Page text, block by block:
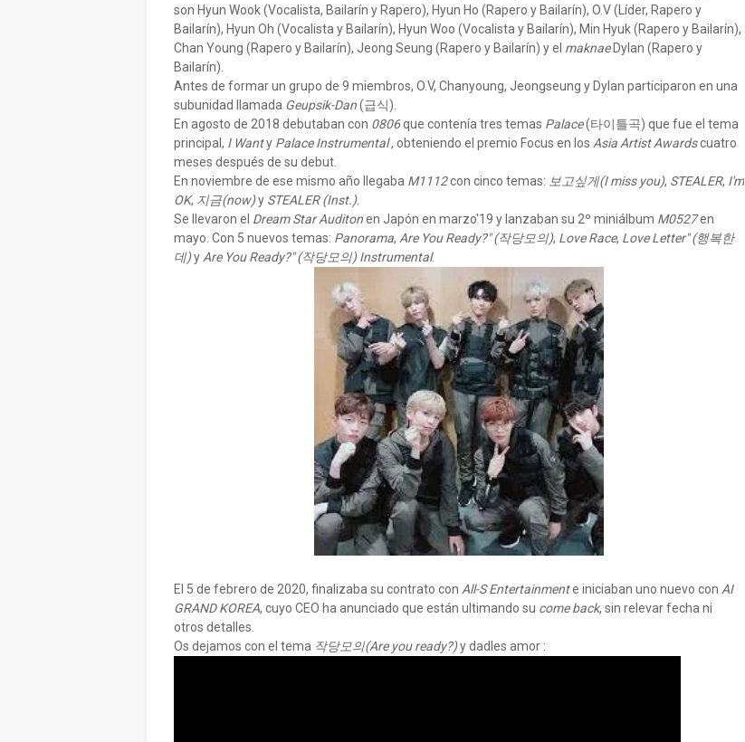
son Hyun Wook (Vocalista, Bailarín y Rapero), Hyun Ho (Rapero y Bailarín), O.V (Líder, Rapero y
Bailarín), Hyun Oh (Vocalista y Bailarín), Hyun Woo (Vocalista y Bailarín), Min Hyuk (Rapero y Bailarín),
Chan Young (Rapero y Bailarín), Jeong Seung (Rapero y Bailarín) y el maknaeDylan (Rapero y
Bailarín).
Antes de formar un grupo de 9 miembros, O.V, Chanyoung, Jeongseung y Dylan participaron en una
subunidad llamada Geupsik-Dan(급식).
En agosto de 2018 debutaban con 0806que contenía tres temas Palace(타이틀곡) que fue el tema
principal, I Wanty Palace Instrumental, obteniendo el premio Focus en los Asia Artist Awardscuatro
meses después de su debut.
En noviembre de ese mismo año llegaba M1112con cinco temas: 보고싶게(I miss you), STEALER, I'm
OK, 지금(now)y STEALER (Inst.).
Se llevaron el Dream Star Auditonen Japón en marzo'19 y lanzaban su 2º miniálbum M0527en
mayo. Con 5 nuevos temas: Panorama, Are You Ready?" (작당모의), Love Race, Love Letter" (행복한
데)y Are You Ready?" (작당모의) Instrumental.
El 5 de febrero de 2020, finalizaba su contrato con All-S Entertainmente iniciaban uno nuevo con AI
GRAND KOREA, cuyo CEO ha anunciado que están ultimando su come back, sin relevar fecha ni
otros detalles.
Os dejamos con el tema 작당모의(Are you ready?)y dadles amor :